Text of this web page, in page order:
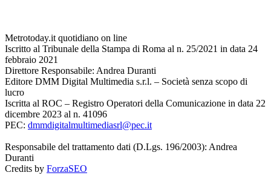
Metrotoday.it quotidiano on line
Iscritto al Tribunale della Stampa di Roma al n. 25/2021 in data 24
febbraio 2021
Direttore Responsabile: Andrea Duranti
Editore DMM Digital Multimedia s.r.l. – Società senza scopo di
lucro
Iscritta al ROC – Registro Operatori della Comunicazione in data 22
dicembre 2023 al n. 41096
PEC: dmmdigitalmultimediasrl@pec.it
Responsabile del trattamento dati (D.Lgs. 196/2003): Andrea
Duranti
Credits by ForzaSEO